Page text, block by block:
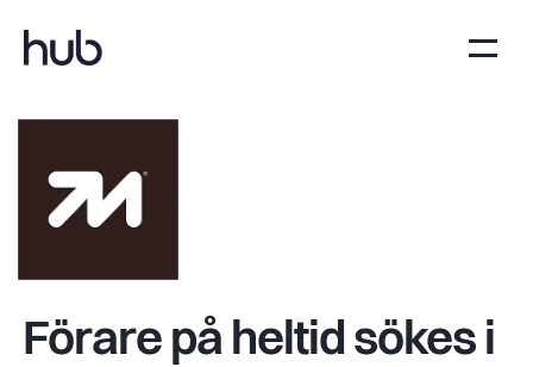
Förare på heltid sökes i